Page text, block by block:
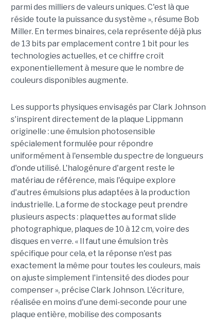
parmi des milliers de valeurs uniques. C'est là que
réside toute la puissance du système », résume Bob
Miller. En termes binaires, cela représente déjà plus
de 13 bits par emplacement contre 1 bit pour les
technologies actuelles, et ce chiffre croît
exponentiellement à mesure que le nombre de
couleurs disponibles augmente.
Les supports physiques envisagés par Clark Johnson
s'inspirent directement de la plaque Lippmann
originelle : une émulsion photosensible
spécialement formulée pour répondre
uniformément à l'ensemble du spectre de longueurs
d'onde utilisé. L'halogénure d'argent reste le
matériau de référence, mais l'équipe explore
d'autres émulsions plus adaptées à la production
industrielle. La forme de stockage peut prendre
plusieurs aspects : plaquettes au format slide
photographique, plaques de 10 à 12 cm, voire des
disques en verre. « Il faut une émulsion très
spécifique pour cela, et la réponse n'est pas
exactement la même pour toutes les couleurs, mais
on ajuste simplement l'intensité des diodes pour
compenser », précise Clark Johnson. L'écriture,
réalisée en moins d'une demi-seconde pour une
plaque entière, mobilise des composants